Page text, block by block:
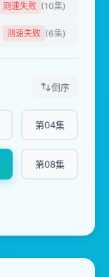
测速失败 (10集)
测速失败 (6集)
倒序
第04集
第08集